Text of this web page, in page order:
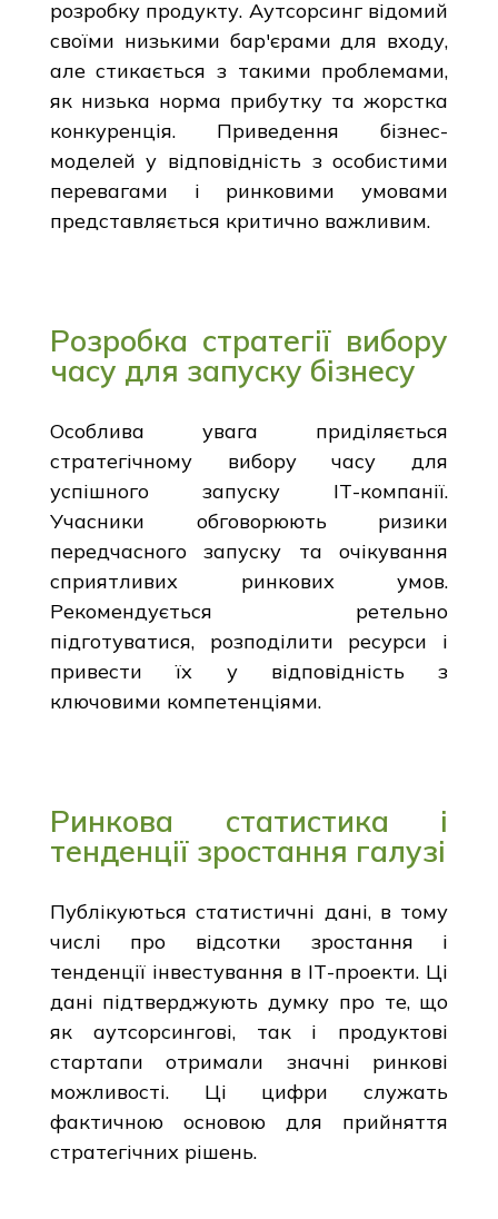
розробку продукту. Аутсорсинг відомий
своїми низькими бар'єрами для входу,
але стикається з такими проблемами,
як низька норма прибутку та жорстка
конкуренція. Приведення бізнес-
моделей у відповідність з особистими
перевагами і ринковими умовами
представляється критично важливим.
Розробка стратегії вибору
часу для запуску бізнесу
Особлива увага приділяється
стратегічному вибору часу для
успішного запуску ІТ-компанії.
Учасники обговорюють ризики
передчасного запуску та очікування
сприятливих ринкових умов.
Рекомендується ретельно
підготуватися, розподілити ресурси і
привести їх у відповідність з
ключовими компетенціями.
Ринкова статистика і
тенденції зростання галузі
Публікуються статистичні дані, в тому
числі про відсотки зростання і
тенденції інвестування в ІТ-проекти. Ці
дані підтверджують думку про те, що
як аутсорсингові, так і продуктові
стартапи отримали значні ринкові
можливості. Ці цифри служать
фактичною основою для прийняття
стратегічних рішень.